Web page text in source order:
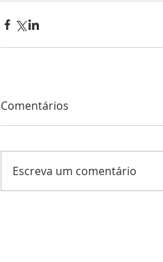
Comentários
Escreva um comentário